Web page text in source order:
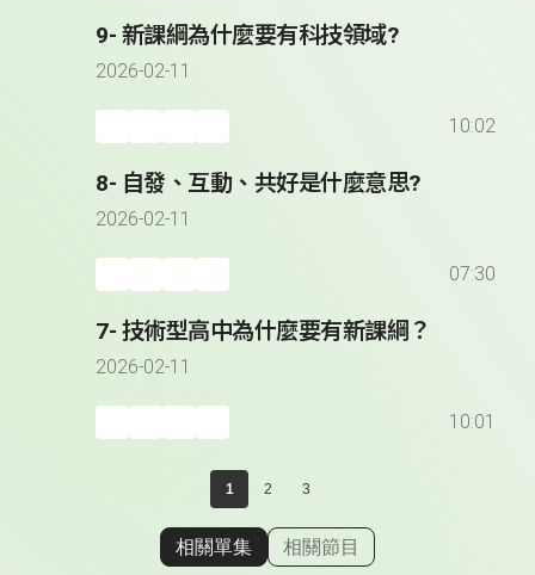
9- 新課綱為什麼要有科技領域?
2026-02-11
10:02
8- 自發、互動、共好是什麼意思?
2026-02-11
07:30
7- 技術型高中為什麼要有新課綱？
2026-02-11
10:01
1 2 3
顯示相關單集
相關單集 相關節目